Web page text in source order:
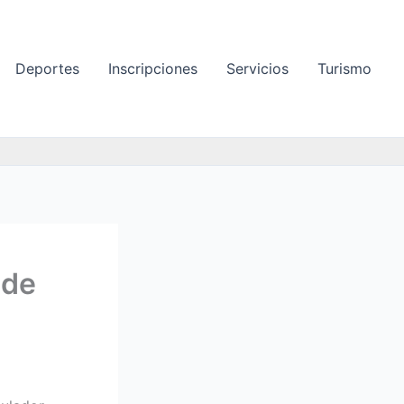
Deportes Inscripciones Servicios Turismo